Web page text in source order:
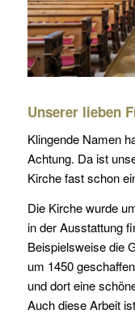
Unserer lieben
Klingende Namen
Achtung. Da ist
Kirche fast schon
Die Kirche wurde
in der Ausstattung
Beispielsweise die
um 1450
und dort eine
Auch diese Arbeit